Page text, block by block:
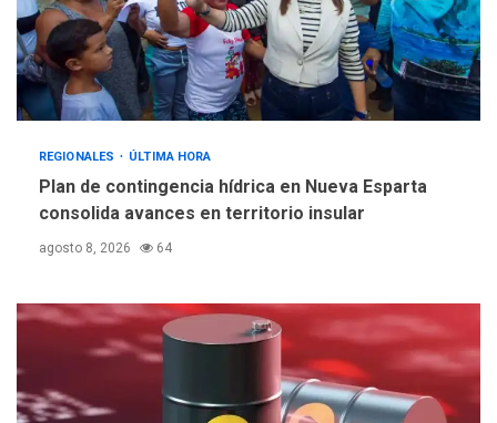
REGIONALES ÚLTIMA HORA
Plan de contingencia hídrica en Nueva Esparta
consolida avances en territorio insular
agosto 8, 2026 64